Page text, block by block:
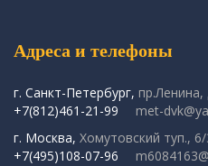
Адреса и телефоны
г. Санкт-Петербург, пр.Ленина,
+7(812)461-21-99
met-
г. Москва, Хомутовский туп.,
+7(495)108-07-96